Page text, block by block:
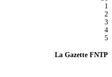
1
2
3
4
5
La Gazette FNTP